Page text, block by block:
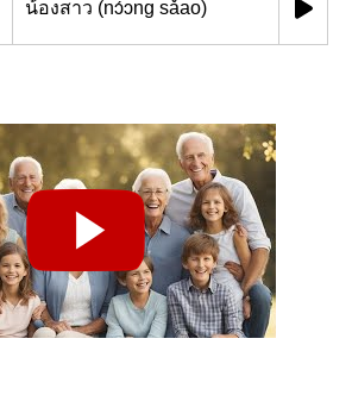
น้องสาว (nɔ́ɔng sǎao)